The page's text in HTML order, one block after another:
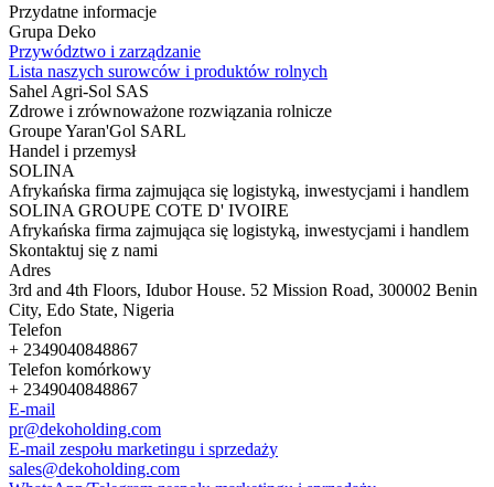
Przydatne informacje
Grupa Deko
Przywództwo i zarządzanie
Lista naszych surowców i produktów rolnych
Sahel Agri-Sol SAS
Zdrowe i zrównoważone rozwiązania rolnicze
Groupe Yaran'Gol SARL
Handel i przemysł
SOLINA
Afrykańska firma zajmująca się logistyką, inwestycjami i handlem
SOLINA GROUPE COTE D' IVOIRE
Afrykańska firma zajmująca się logistyką, inwestycjami i handlem
Skontaktuj się z nami
Adres
3rd and 4th Floors, Idubor House. 52 Mission Road, 300002 Benin
City, Edo State, Nigeria
Telefon
+ 2349040848867
Telefon komórkowy
+ 2349040848867
E-mail
pr@dekoholding.com
E-mail zespołu marketingu i sprzedaży
sales@dekoholding.com